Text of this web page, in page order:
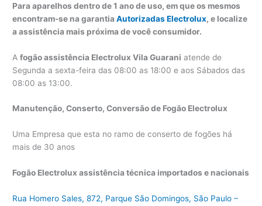
Para aparelhos dentro de 1 ano de uso, em que os mesmos
encontram-se na garantiaAutorizadas Electrolux, e localize
a assistência mais próxima de você consumidor.
Afogão assistência Electrolux Vila Guarani atende de
Segunda a sexta-feira das 08:00 as 18:00 e aos Sábados das
08:00 as 13:00.
Manutenção, Conserto, Conversão de Fogão Electrolux
Uma Empresa que esta no ramo de conserto de fogões há
mais de 30 anos
Fogão Electrolux assistência técnica importados e nacionais
Rua Homero Sales, 872, Parque São Domingos, São Paulo –